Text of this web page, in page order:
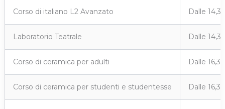
Corso di italiano L2 Avanzato Dalle
Laboratorio Teatrale Dalle
Corso di ceramica per adulti Dalle
Corso di ceramica per studenti e studentesse Dalle